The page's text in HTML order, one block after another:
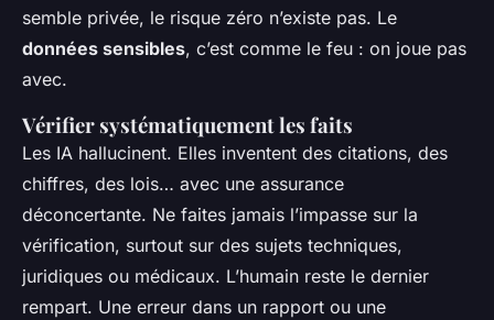
semble privée, le risque zéro n’existe pas. Le
données sensibles, c’est comme le feu : on joue pas
avec.
Vérifier systématiquement les faits
Les IA hallucinent. Elles inventent des citations, des
chiffres, des lois… avec une assurance
déconcertante. Ne faites jamais l’impasse sur la
vérification, surtout sur des sujets techniques,
juridiques ou médicaux. L’humain reste le dernier
rempart. Une erreur dans un rapport ou une